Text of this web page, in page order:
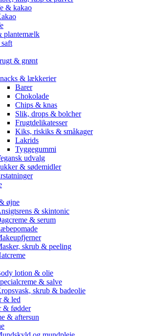
& kakao
plantemælk
& grønt
& lækkerier
Barer
Chokolade
Chips & knas
Slik, drops & bolcher
Frugtdelikatesser
Kiks, riskiks & småkager
Lakrids
Tyggegummi
udvalg
& sødemidler
øjne
& skintonic
& serum
skrub & peeling
lotion & olie
& salve
skrub & badeolie
& led
& fødder
& aftersun